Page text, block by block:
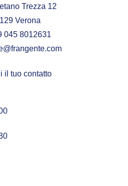
Trezza 12
Verona
045 8012631
il tuo contatto